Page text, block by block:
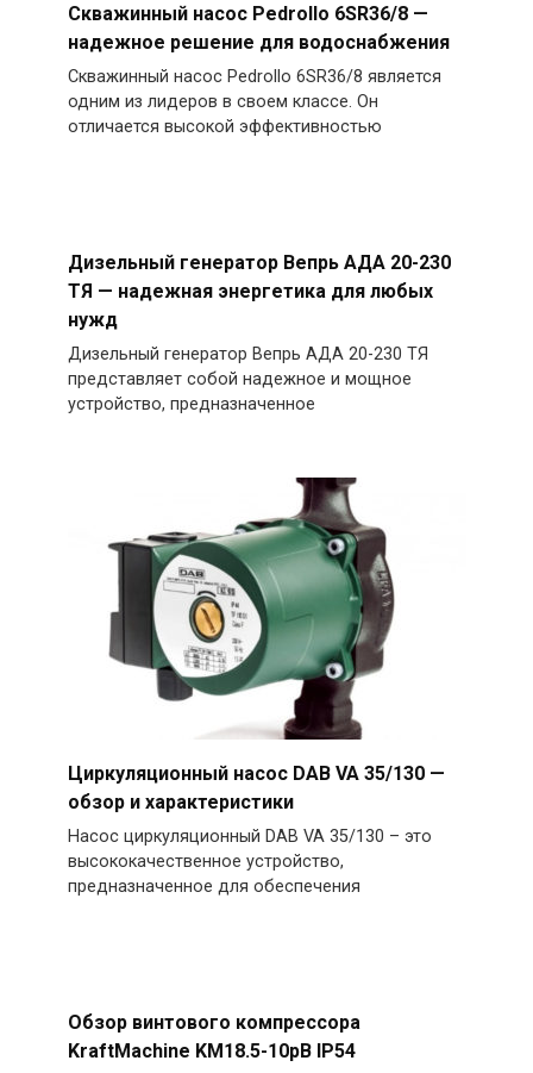
Скважинный насос Pedrollo 6SR36/8 —
надежное решение для водоснабжения
Скважинный насос Pedrollo 6SR36/8 является
одним из лидеров в своем классе. Он
отличается высокой эффективностью
Дизельный генератор Вепрь АДА 20-230
ТЯ — надежная энергетика для любых
нужд
Дизельный генератор Вепрь АДА 20-230 ТЯ
представляет собой надежное и мощное
устройство, предназначенное
Циркуляционный насос DAB VA 35/130 —
обзор и характеристики
Насос циркуляционный DAB VA 35/130 – это
высококачественное устройство,
предназначенное для обеспечения
Обзор винтового компрессора
KraftMachine KM18.5-10рВ IP54